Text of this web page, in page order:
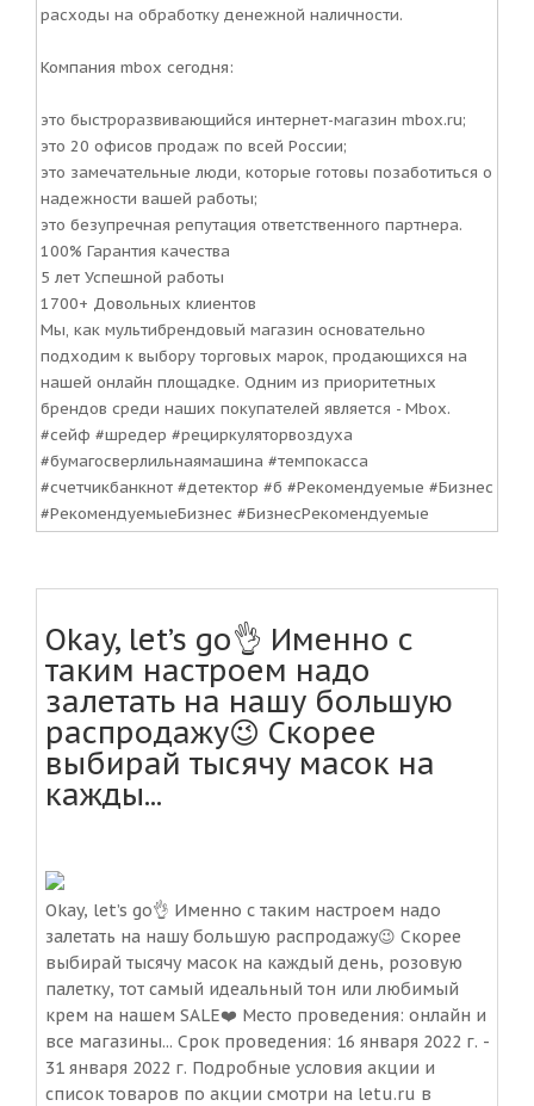
расходы на обработку денежной наличности.
Компания mbox сегодня:
это быстроразвивающийся интернет-магазин mbox.ru;
это 20 офисов продаж по всей России;
это замечательные люди, которые готовы позаботиться о
надежности вашей работы;
это безупречная репутация ответственного партнера.
100% Гарантия качества
5 лет Успешной работы
1700+ Довольных клиентов
Мы, как мультибрендовый магазин основательно
подходим к выбору торговых марок, продающихся на
нашей онлайн площадке. Одним из приоритетных
брендов среди наших покупателей является - Mbox.
#сейф #шредер #рециркуляторвоздуха
#бумагосверлильнаямашина #темпокасса
#счетчикбанкнот #детектор #б #Рекомендуемые #Бизнес
#РекомендуемыеБизнес #БизнесРекомендуемые
Okay, let’s go👌 Именно с
таким настроем надо
залетать на нашу большую
распродажу😉 Скорее
выбирай тысячу масок на
кажды...
Okay, let’s go👌 Именно с таким настроем надо
залетать на нашу большую распродажу😉 Скорее
выбирай тысячу масок на каждый день, розовую
палетку, тот самый идеальный тон или любимый
крем на нашем SALE❤️ Место проведения: онлайн и
все магазины... Срок проведения: 16 января 2022 г. -
31 января 2022 г. Подробные условия акции и
список товаров по акции смотри на letu.ru в